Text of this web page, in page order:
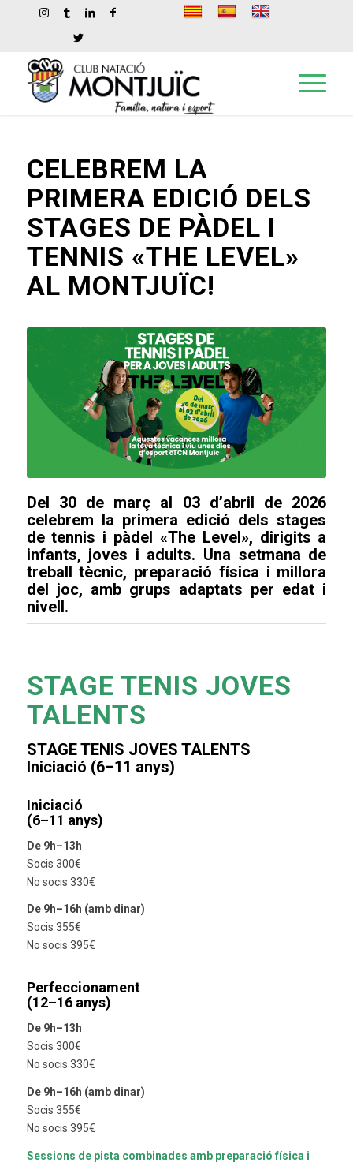
CELEBREM LA
PRIMERA EDICIÓ DELS
STAGES DE PÀDEL I
TENNIS «THE LEVEL»
AL MONTJUÏC!
Del 30 de març al 03 d’abril de 2026
celebrem la primera edició dels stages
de tennis i pàdel «The Level», dirigits a
infants, joves i adults. Una setmana de
treball tècnic, preparació física i millora
del joc, amb grups adaptats per edat i
nivell.
STAGE TENIS JOVES
TALENTS
STAGE TENIS JOVES TALENTS
Iniciació (6–11 anys)
Iniciació
(6–11 anys)
De 9h–13h
Socis 300€
No socis 330€
De 9h–16h (amb dinar)
Socis 355€
No socis 395€
Perfeccionament
(12–16 anys)
De 9h–13h
Socis 300€
No socis 330€
De 9h–16h (amb dinar)
Socis 355€
No socis 395€
Sessions de pista combinades amb preparació física i